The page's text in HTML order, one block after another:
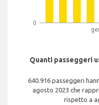
0
Quanti passeggeri
640.916 passeggeri
agosto 2023 che
rispetto a